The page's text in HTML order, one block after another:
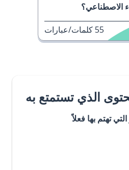
الاصطناعي؟
55كلمات/عبارات
الذي تستمتع به
تهتم بها فعلاً